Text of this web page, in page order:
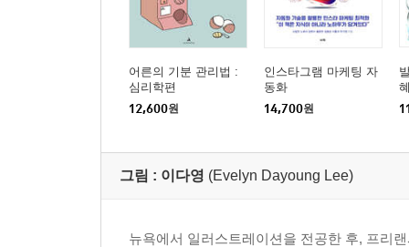
어른의 기분 관리법 :
심리학편
12,600원
인스타그램 마케팅 자
동화
14,700원
그림 : 이다영 (Evelyn Dayoung Lee)
뉴욕에서 일러스트레이션을 전공한 후, 프리